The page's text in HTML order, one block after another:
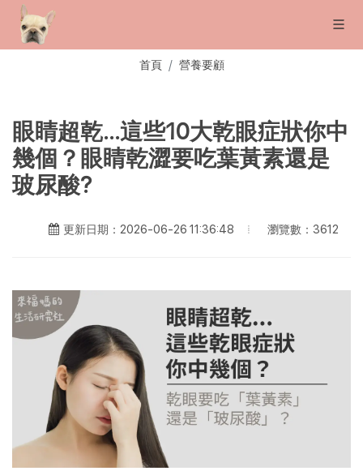
首頁 營養要顧
眼睛超乾...這些10大乾眼症狀你中
幾個？眼睛乾澀要吃葉黃素還是
玻尿酸?
更新日期：2026-06-26 11:36:48 瀏覽數：3612